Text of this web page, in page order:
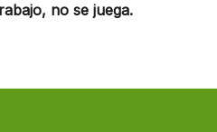
no se juega.